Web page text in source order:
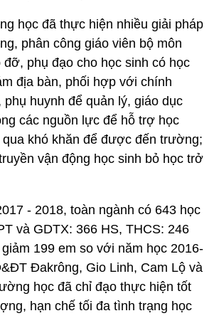
học đã thực hiện nhiều giải pháp
phân công giáo viên bộ môn
phụ đạo cho học sinh có học
địa bàn, phối hợp với chính
phụ huynh để quản lý, giáo dục
các nguồn lực để hỗ trợ học
khó khăn để được đến trường;
vận động học sinh bỏ học trở
- 2018, toàn ngành có 643 học
và GDTX: 366 HS, THCS: 246
199 em so với năm học 2016-
Đakrông, Gio Linh, Cam Lộ và
học đã chỉ đạo thực hiện tốt
hạn chế tối đa tình trạng học